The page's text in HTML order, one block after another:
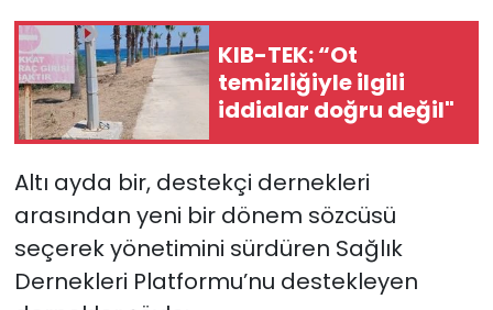
KIB-TEK: “Ot
temizliğiyle ilgili
iddialar doğru değil"
Altı ayda bir, destekçi dernekleri
arasından yeni bir dönem sözcüsü
seçerek yönetimini sürdüren Sağlık
Dernekleri Platformu’nu destekleyen